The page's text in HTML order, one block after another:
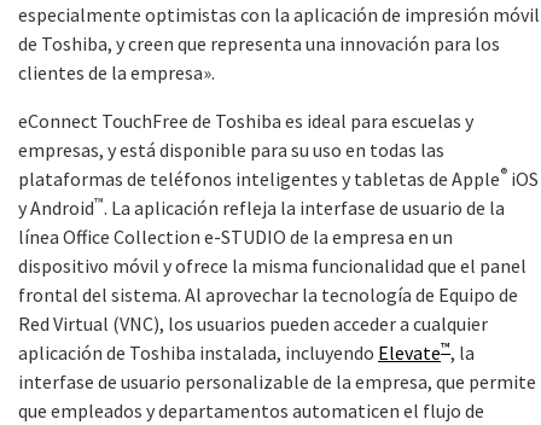
especialmente optimistas con la aplicación de impresión móvil
de Toshiba, y creen que representa una innovación para los
clientes de la empresa».
eConnect TouchFree de Toshiba es ideal para escuelas y
empresas, y está disponible para su uso en todas las
plataformas de teléfonos inteligentes y tabletas de Apple® iOS
y Android™. La aplicación refleja la interfase de usuario de la
línea Office Collection e-STUDIO de la empresa en un
dispositivo móvil y ofrece la misma funcionalidad que el panel
frontal del sistema. Al aprovechar la tecnología de Equipo de
Red Virtual (VNC), los usuarios pueden acceder a cualquier
aplicación de Toshiba instalada, incluyendo Elevate™, la
interfase de usuario personalizable de la empresa, que permite
que empleados y departamentos automaticen el flujo de